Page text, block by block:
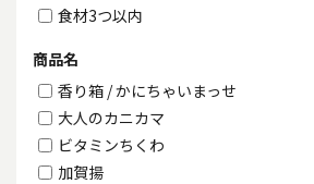
食材3つ以内
商品名
香り箱 / かにちゃいまっせ
大人のカニカマ
ビタミンちくわ
加賀揚